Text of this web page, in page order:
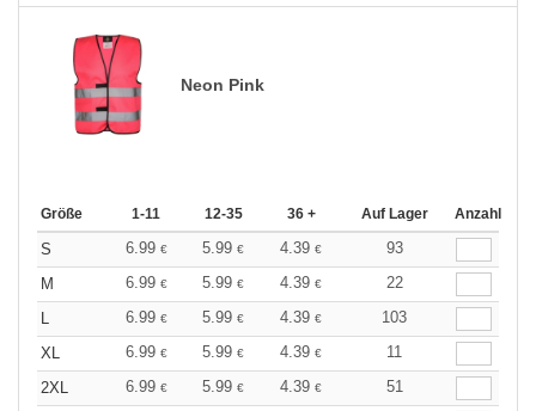
Neon Pink
Größe 1-11 12-35 36 + Auf Lager Anzahl
S 6.99 € 5.99 € 4.39 €
93
M
6.99 € 5.99 € 4.39 €
22
L
6.99 € 5.99 € 4.39 €
103
XL
6.99 € 5.99 € 4.39 €
11
2XL
6.99 € 5.99 € 4.39 €
51